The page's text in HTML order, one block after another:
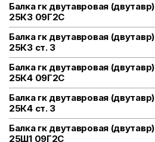
Балка гк двутавровая (двутавр)
25К3 09Г2С
Балка гк двутавровая (двутавр)
25К3 ст. 3
Балка гк двутавровая (двутавр)
25К4 09Г2С
Балка гк двутавровая (двутавр)
25К4 ст. 3
Балка гк двутавровая (двутавр)
25Ш1 09Г2С